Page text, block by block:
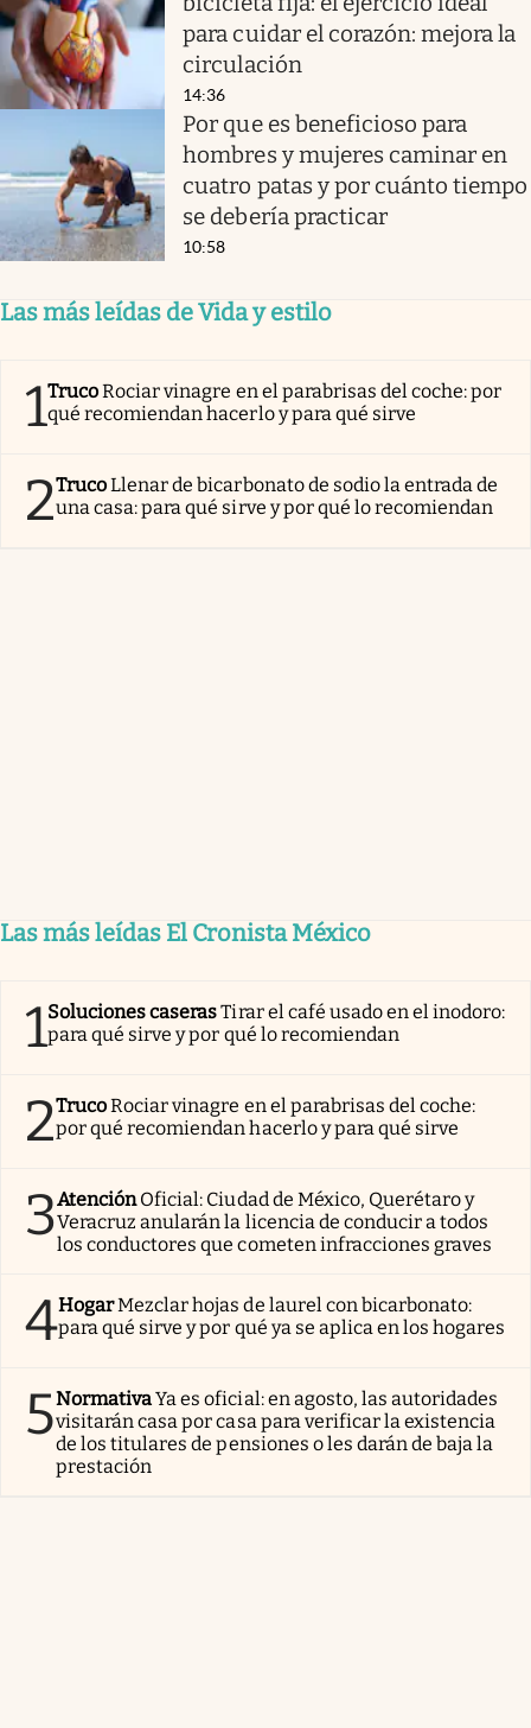
para cuidar el corazón: mejora la
circulación
14:36
Por que es beneficioso para
hombres y mujeres caminar en
cuatro patas y por cuánto tiempo
se debería practicar
10:58
Las más leídas de Vida y estilo
1TrucoRociar vinagre en el parabrisas del coche: por
qué recomiendan hacerlo y para qué sirve
2TrucoLlenar de bicarbonato de sodio la entrada de
una casa: para qué sirve y por qué lo recomiendan
Las más leídas El Cronista México
1Soluciones caserasTirar el café usado en el inodoro:
para qué sirve y por qué lo recomiendan
2TrucoRociar vinagre en el parabrisas del coche:
por qué recomiendan hacerlo y para qué sirve
3AtenciónOficial: Ciudad de México, Querétaro y
Veracruz anularán la licencia de conducir a todos
los conductores que cometen infracciones graves
4HogarMezclar hojas de laurel con bicarbonato:
para qué sirve y por qué ya se aplica en los hogares
5NormativaYa es oficial: en agosto, las autoridades
visitarán casa por casa para verificar la existencia
de los titulares de pensiones o les darán de baja la
prestación